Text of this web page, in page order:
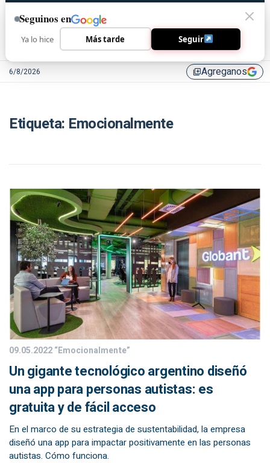
6/8/2026 library_addAgreganos
Etiqueta: Emocionalmente
09.05.2022“Emocionalmente”
Un gigante tecnológico argentino diseñó
una app para personas autistas: es
gratuita y de fácil acceso
En el marco de su estrategia de sustentabilidad, la empresa
diseñó una app para impactar positivamente en las personas
autistas. Cómo funciona.
Seguinos en
Ya lo hice Más tarde Seguir